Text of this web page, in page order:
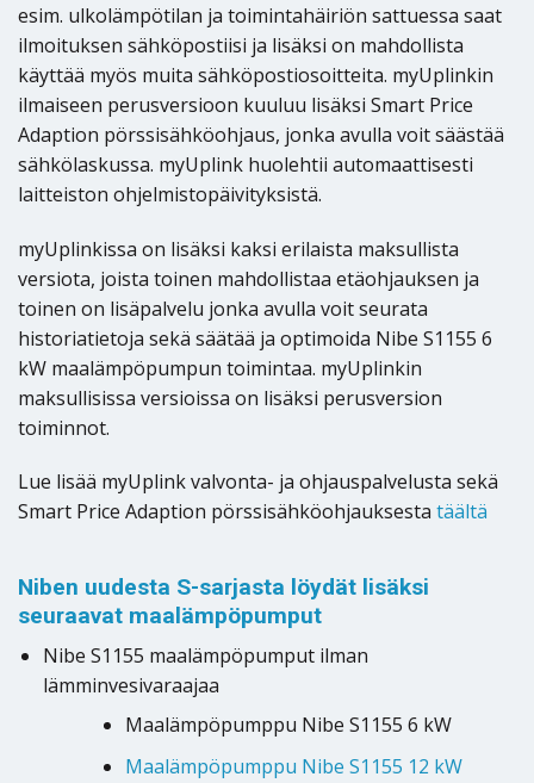
esim. ulkolämpötilan ja toimintahäiriön sattuessa saat
ilmoituksen sähköpostiisi ja lisäksi on mahdollista
käyttää myös muita sähköpostiosoitteita. myUplinkin
ilmaiseen perusversioon kuuluu lisäksi Smart Price
Adaption pörssisähköohjaus, jonka avulla voit säästää
sähkölaskussa. myUplink huolehtii automaattisesti
laitteiston ohjelmistopäivityksistä.
myUplinkissa on lisäksi kaksi erilaista maksullista
versiota, joista toinen mahdollistaa etäohjauksen ja
toinen on lisäpalvelu jonka avulla voit seurata
historiatietoja sekä säätää ja optimoida Nibe S1155 6
kW maalämpöpumpun toimintaa. myUplinkin
maksullisissa versioissa on lisäksi perusversion
toiminnot.
Lue lisää myUplink valvonta- ja ohjauspalvelusta sekä
Smart Price Adaption pörssisähköohjauksesta täältä
Niben uudesta S-sarjasta löydät lisäksi
seuraavat maalämpöpumput
Nibe S1155 maalämpöpumput ilman
lämminvesivaraajaa
Maalämpöpumppu Nibe S1155 6 kW
Maalämpöpumppu Nibe S1155 12 kW